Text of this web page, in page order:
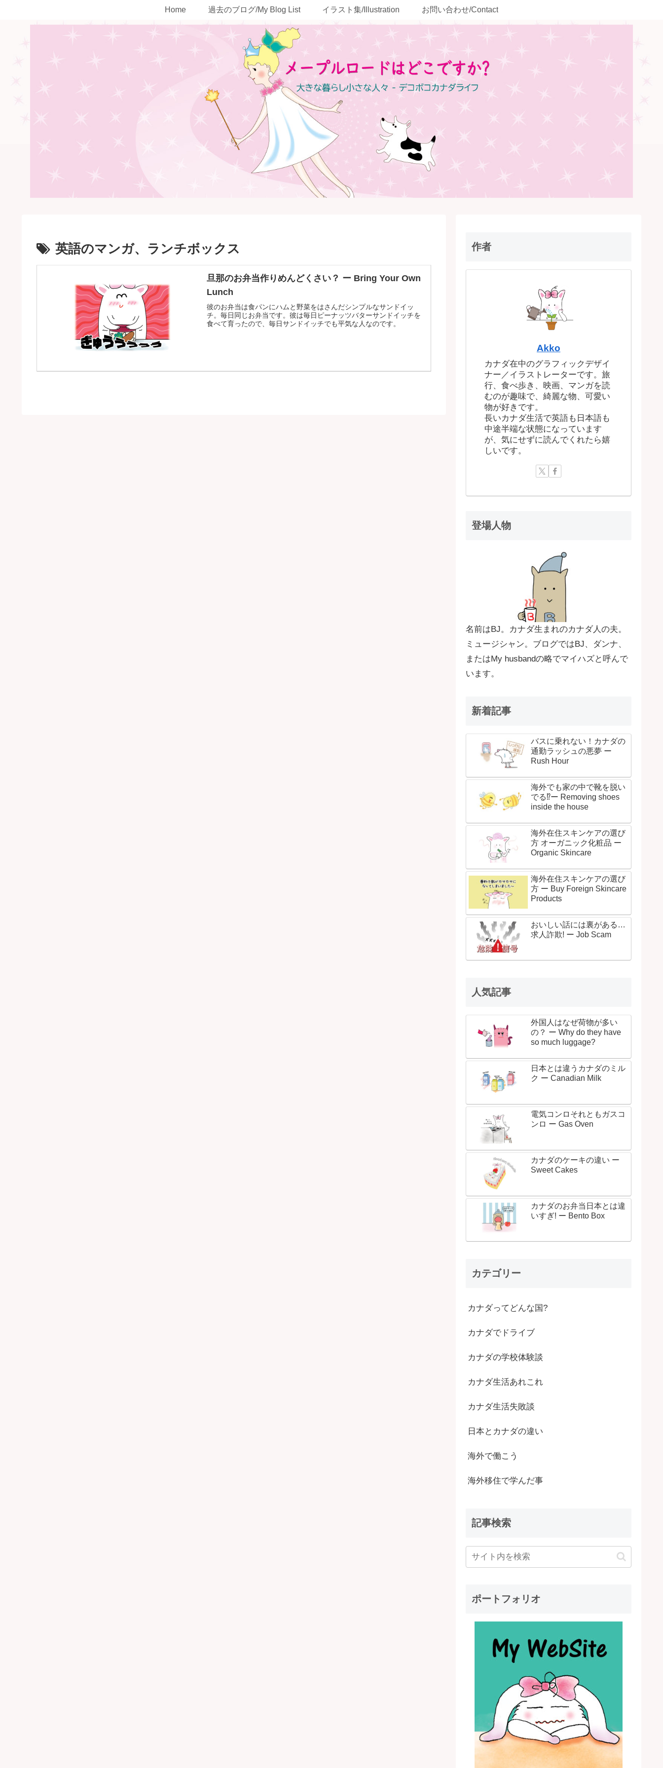
Home 過去のブログ/My Blog List イラスト集/Illustration お問い合わせ/Contact
英語のマンガ、ランチボックス
旦那のお弁当作りめんどくさい？ ー Bring Your Own
Lunch
彼のお弁当は食パンにハムと野菜をはさんだシンプルなサンドイッ
チ。毎日同じお弁当です。彼は毎日ピーナッツバターサンドイッチを
食べて育ったので、毎日サンドイッチでも平気な人なのです。
作者
Akko
カナダ在中のグラフィックデザイ
ナー／イラストレーターです。旅
行、食べ歩き、映画、マンガを読
むのが趣味で、綺麗な物、可愛い
物が好きです。
長いカナダ生活で英語も日本語も
中途半端な状態になっています
が、気にせずに読んでくれたら嬉
しいです。
登場人物
名前はBJ。カナダ生まれのカナダ人の夫。
ミュージシャン。ブログではBJ、ダンナ、
またはMy husbandの略でマイハズと呼んで
います。
新着記事
バスに乗れない！カナダの
通勤ラッシュの悪夢 ー
Rush Hour
海外でも家の中で靴を脱い
でる⁉ー Removing shoes
inside the house
海外在住スキンケアの選び
方 オーガニック化粧品 ー
Organic Skincare
海外在住スキンケアの選び
方 ー Buy Foreign Skincare
Products
おいしい話には裏がある…
求人詐欺! ー Job Scam
人気記事
外国人はなぜ荷物が多い
の？ ー Why do they have
so much luggage?
日本とは違うカナダのミル
ク ー Canadian Milk
電気コンロそれともガスコ
ンロ ー Gas Oven
カナダのケーキの違い ー
Sweet Cakes
カナダのお弁当日本とは違
いすぎ! ー Bento Box
カテゴリー
カナダってどんな国?
カナダでドライブ
カナダの学校体験談
カナダ生活あれこれ
カナダ生活失敗談
日本とカナダの違い
海外で働こう
海外移住で学んだ事
記事検索
ポートフォリオ